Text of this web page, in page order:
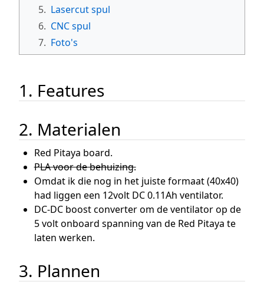
5. Lasercut spul
6. CNC spul
7. Foto's
1. Features
2. Materialen
Red Pitaya board.
PLA voor de behuizing.
Omdat ik die nog in het juiste formaat (40x40)
had liggen een 12volt DC 0.11Ah ventilator.
DC-DC boost converter om de ventilator op de
5 volt onboard spanning van de Red Pitaya te
laten werken.
3. Plannen